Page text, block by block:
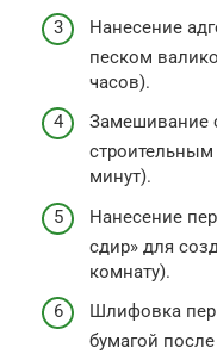
Нанесение
песком
часов).
Замешивание
минут).
Нанесение
сдир» для
комнату).
Шлифовка
бумагой